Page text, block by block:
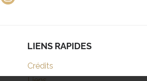
LIENS RAPIDES
Crédits